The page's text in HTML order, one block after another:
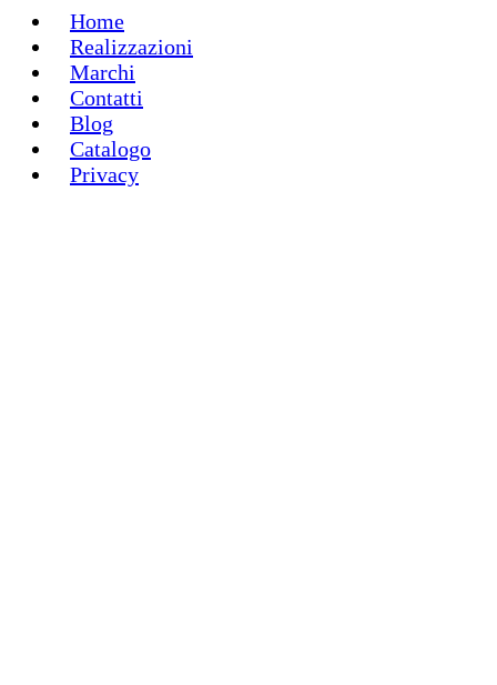
Home
Realizzazioni
Marchi
Contatti
Blog
Catalogo
Privacy